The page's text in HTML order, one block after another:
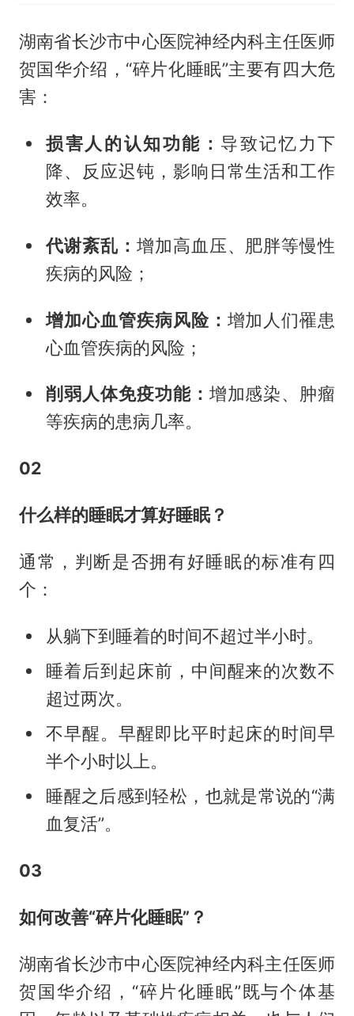
湖南省长沙市中心医院神经内科主任医师
贺国华介绍，“碎片化睡眠”主要有四大危
害：
损害人的认知功能： 导致记忆力下
降、反应迟钝，影响日常生活和工作
效率。
代谢紊乱： 增加高血压、肥胖等慢性
疾病的风险；
增加心血管疾病风险： 增加人们罹患
心血管疾病的风险；
削弱人体免疫功能： 增加感染、肿瘤
等疾病的患病几率。
02
什么样的睡眠才算好睡眠？
通常，判断是否拥有好睡眠的标准有四
个：
从躺下到睡着的时间不超过半小时。
睡着后到起床前，中间醒来的次数不
超过两次。
不早醒。早醒即比平时起床的时间早
半个小时以上。
睡醒之后感到轻松，也就是常说的“满
血复活”。
03
如何改善“碎片化睡眠”？
湖南省长沙市中心医院神经内科主任医师
贺国华介绍，“碎片化睡眠”既与个体基